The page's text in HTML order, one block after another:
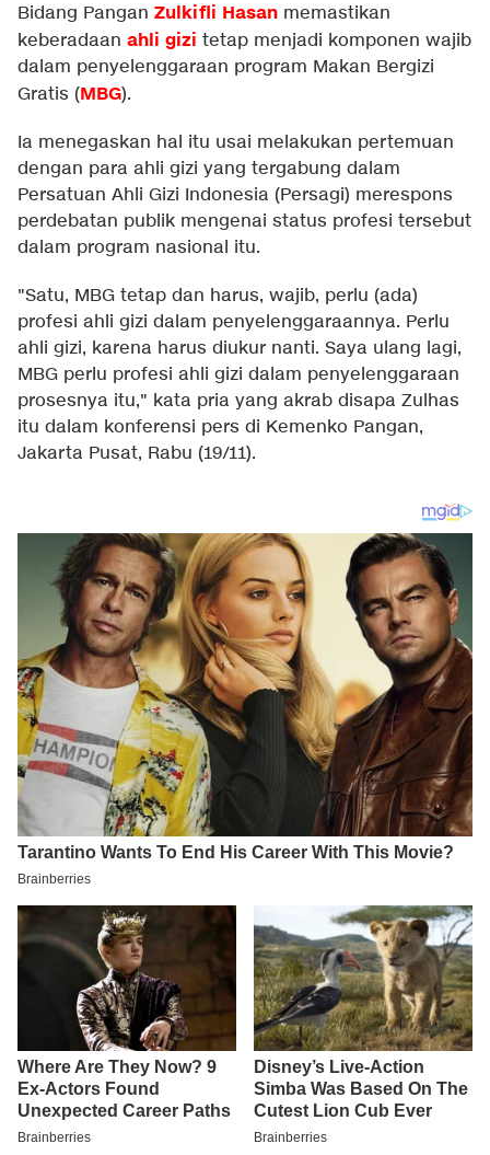
Bidang Pangan Zulkifli Hasan memastikan
keberadaan ahli gizi tetap menjadi komponen wajib
dalam penyelenggaraan program Makan Bergizi
Gratis (MBG).
Ia menegaskan hal itu usai melakukan pertemuan
dengan para ahli gizi yang tergabung dalam
Persatuan Ahli Gizi Indonesia (Persagi) merespons
perdebatan publik mengenai status profesi tersebut
dalam program nasional itu.
"Satu, MBG tetap dan harus, wajib, perlu (ada)
profesi ahli gizi dalam penyelenggaraannya. Perlu
ahli gizi, karena harus diukur nanti. Saya ulang lagi,
MBG perlu profesi ahli gizi dalam penyelenggaraan
prosesnya itu," kata pria yang akrab disapa Zulhas
itu dalam konferensi pers di Kemenko Pangan,
Jakarta Pusat, Rabu (19/11).